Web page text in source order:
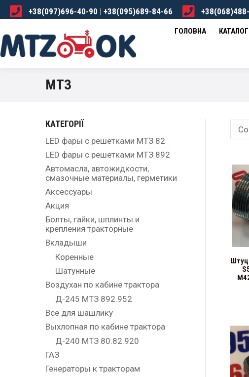
+38(097)696-40-90 | +38(095)689-84-66
ГОЛОВНА КАТАЛОГ
МТЗ
КАТЕГОРІЇ
LED фары с решетками МТЗ 82
LED фары с решетками МТЗ 892
Автомасла, автожидкости,
смазочные материалы, герметики
Аксессуары
Акция
Болты, гайки, шплинты и
крепления тракторные
Вкладыши
Коренные
Шатунные
Воздухан по кабине трактора
Д-245 МТЗ 892.952
Все для шашлику
Выхлопная по кабине трактора
Д-240 МТЗ 80.82.920
ГАЗ
Генераторы к тракторам
ГОЛОВНА КАТАЛОГ ПРО НАС ДОСТАВКА ТА